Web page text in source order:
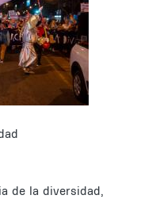
de la diversidad,